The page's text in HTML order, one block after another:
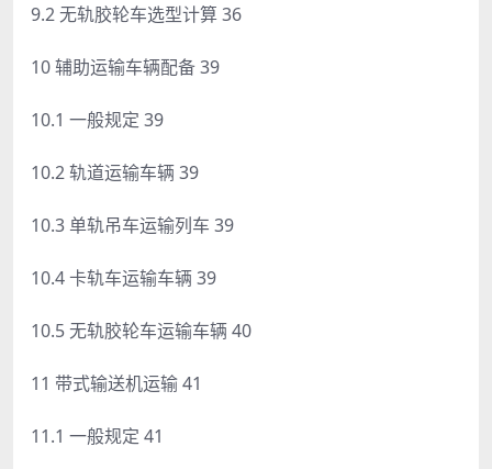
9.2 无轨胶轮车选型计算 36
10 辅助运输车辆配备 39
10.1 一般规定 39
10.2 轨道运输车辆 39
10.3 单轨吊车运输列车 39
10.4 卡轨车运输车辆 39
10.5 无轨胶轮车运输车辆 40
11 带式输送机运输 41
11.1 一般规定 41